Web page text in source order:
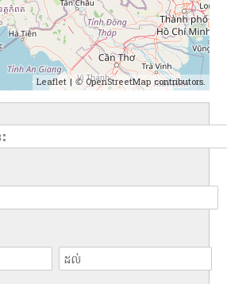
Leaflet| © OpenStreetMapcontributors.